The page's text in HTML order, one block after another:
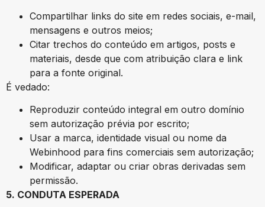
Compartilhar links do site em redes sociais, e-mail,
mensagens e outros meios;
Citar trechos do conteúdo em artigos, posts e
materiais, desde que com atribuição clara e link
para a fonte original.
É vedado:
Reproduzir conteúdo integral em outro domínio
sem autorização prévia por escrito;
Usar a marca, identidade visual ou nome da
Webinhood para fins comerciais sem autorização;
Modificar, adaptar ou criar obras derivadas sem
permissão.
5. CONDUTA ESPERADA